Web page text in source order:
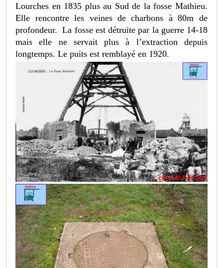
Lourches en 1835 plus au Sud de la fosse Mathieu.
Elle rencontre les veines de charbons à 80m de
profondeur. La fosse est détruite par la guerre 14-18
mais elle ne servait plus à l’extraction depuis
longtemps. Le puits est remblayé en 1920.